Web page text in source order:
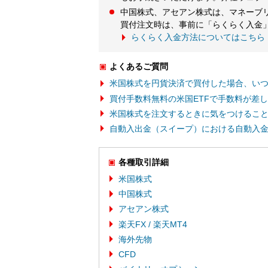
中国株式、アセアン株式は、マネーブ
買付注文時は、事前に「らくらく入金
らくらく入金方法についてはこちら
よくあるご質問
米国株式を円貨決済で買付した場合、い
買付手数料無料の米国ETFで手数料が差
米国株式を注文するときに気をつけるこ
自動入出金（スイープ）における自動入
各種取引詳細
米国株式
中国株式
アセアン株式
楽天FX / 楽天MT4
海外先物
CFD